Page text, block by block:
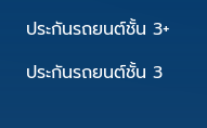
ประกันรถยนต์ชั้น 3+
ประกันรถยนต์ชั้น 3